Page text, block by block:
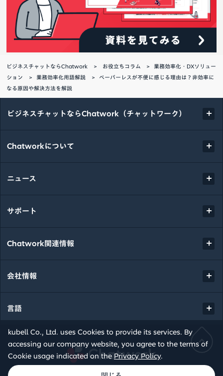
kubell Co., Ltd. uses Cookies to provide its services. By
accessing our company website, you agree to the terms of
Cookie usage indicated on the Privacy Policy.
ビジネスチャットならChatwork お役立ちコラム
業務効率化・DXソリュー
ション
業務効率化用語解説
ペーパーレスが不便に感じる理由は？非効率に
なる原因や解決方法を解説
ビジネスチャットならChatwork（チャットワーク）
Chatworkについて
ニュース
サポート
Chatwork関連情報
会社情報
言語